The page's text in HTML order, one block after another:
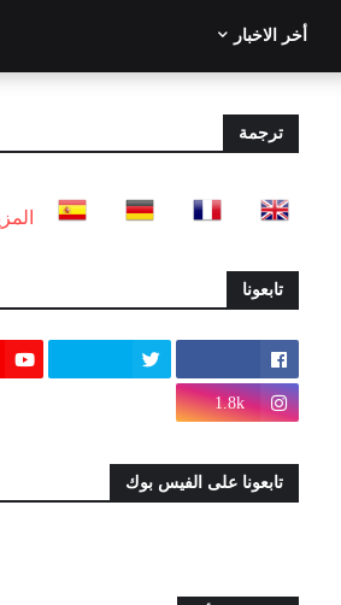
أخر الاخبار
ترجمة
تابعونا
1.8k
تابعونا على الفيس بوك